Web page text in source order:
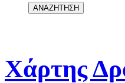
Χάρτης